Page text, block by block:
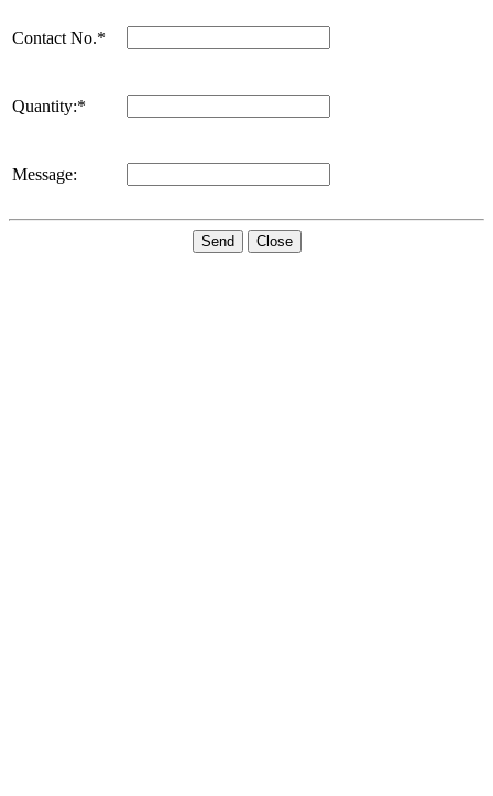
Contact No.*
Quantity:*
Message:
Send Close